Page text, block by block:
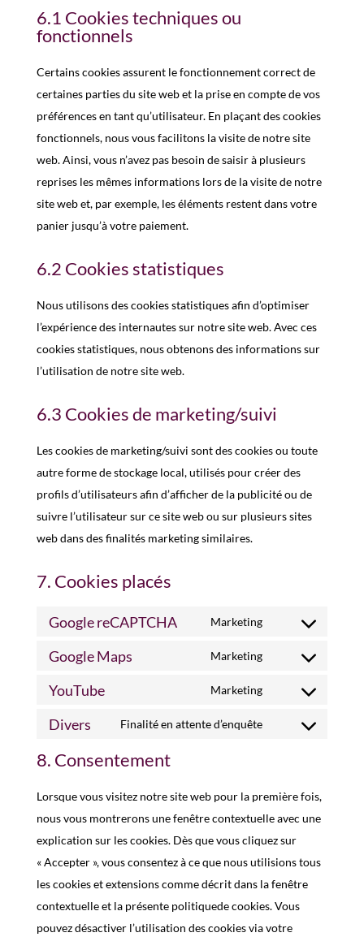
6.1 Cookies techniques ou
fonctionnels
Certains cookies assurent le fonctionnement correct de
certaines parties du site web et la prise en compte de vos
préférences en tant qu’utilisateur. En plaçant des cookies
fonctionnels, nous vous facilitons la visite de notre site
web. Ainsi, vous n’avez pas besoin de saisir à plusieurs
reprises les mêmes informations lors de la visite de notre
site web et, par exemple, les éléments restent dans votre
panier jusqu’à votre paiement.
6.2 Cookies statistiques
Nous utilisons des cookies statistiques afin d’optimiser
l’expérience des internautes sur notre site web. Avec ces
cookies statistiques, nous obtenons des informations sur
l’utilisation de notre site web.
6.3 Cookies de marketing/suivi
Les cookies de marketing/suivi sont des cookies ou toute
autre forme de stockage local, utilisés pour créer des
profils d’utilisateurs afin d’afficher de la publicité ou de
suivre l’utilisateur sur ce site web ou sur plusieurs sites
web dans des finalités marketing similaires.
7. Cookies placés
Google reCAPTCHA Marketing
Consent
google-
recaptcha
Google Maps Marketing
Consent
google-
YouTube Marketing
Consent
Divers Finalité en attente d’enquête
Consent
divers
8. Consentement
Lorsque vous visitez notre site web pour la première fois,
nous vous montrerons une fenêtre contextuelle avec une
explication sur les cookies. Dès que vous cliquez sur
« Accepter », vous consentez à ce que nous utilisions tous
les cookies et extensions comme décrit dans la fenêtre
contextuelle et la présente politiquede cookies. Vous
pouvez désactiver l’utilisation des cookies via votre